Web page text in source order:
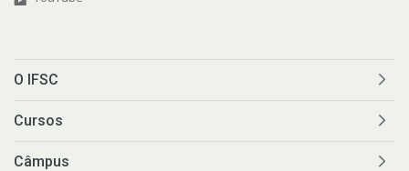
O IFSC
Cursos
Câmpus